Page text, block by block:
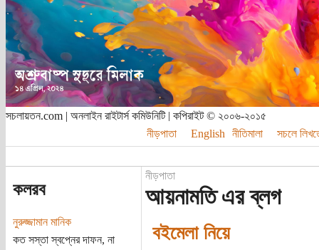
সচলায়তন.com | অনলাইন রাইটার্স কমিউনিটি | কপিরাইট © ২০০৬-২০১৫
নীড়পাতা
English নীতিমালা সচলে
কলরব
নুরুজ্জামান মানিক
কত সস্তা স্বপ্নের দাফন, না
নীড়পাতা
আয়নামতি এর ব্লগ
বইমেলা নিয়ে